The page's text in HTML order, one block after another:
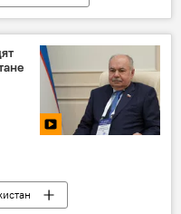
Узбекистана